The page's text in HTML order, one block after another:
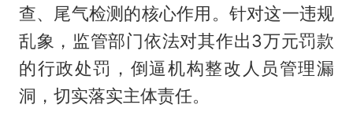
查、尾气检测的核心作用。针对这一违规
乱象，监管部门依法对其作出3万元罚款
的行政处罚，倒逼机构整改人员管理漏
洞，切实落实主体责任。